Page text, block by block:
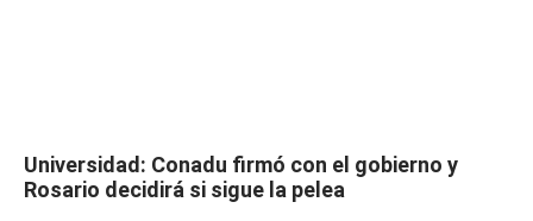
Universidad: Conadu firmó con el gobierno y
Rosario decidirá si sigue la pelea